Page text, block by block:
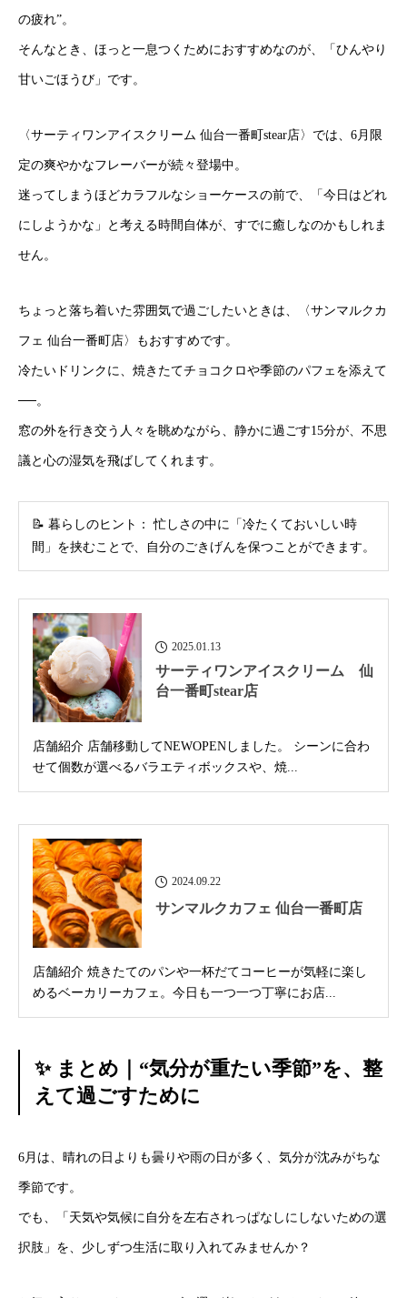
の疲れ”。
そんなとき、ほっと一息つくためにおすすめなのが、「ひんやり
甘いごほうび」です。
〈サーティワンアイスクリーム 仙台一番町stear店〉では、6月限
定の爽やかなフレーバーが続々登場中。
迷ってしまうほどカラフルなショーケースの前で、「今日はどれ
にしようかな」と考える時間自体が、すでに癒しなのかもしれま
せん。
ちょっと落ち着いた雰囲気で過ごしたいときは、〈サンマルクカ
フェ 仙台一番町店〉もおすすめです。
冷たいドリンクに、焼きたてチョコクロや季節のパフェを添えて
──。
窓の外を行き交う人々を眺めながら、静かに過ごす15分が、不思
議と心の湿気を飛ばしてくれます。
📝 暮らしのヒント： 忙しさの中に「冷たくておいしい時
間」を挟むことで、自分のごきげんを保つことができます。
2025.01.13
サーティワンアイスクリーム 仙
台一番町stear店
店舗紹介 店舗移動してNEWOPENしました。 シーンに合わ
せて個数が選べるバラエティボックスや、焼...
2024.09.22
サンマルクカフェ 仙台一番町店
店舗紹介 焼きたてのパンや一杯だてコーヒーが気軽に楽し
めるベーカリーカフェ。今日も一つ一つ丁寧にお店...
✨ まとめ｜“気分が重たい季節”を、整
えて過ごすために
6月は、晴れの日よりも曇りや雨の日が多く、気分が沈みがちな
季節です。
でも、「天気や気候に自分を左右されっぱなしにしないための選
択肢」を、少しずつ生活に取り入れてみませんか？